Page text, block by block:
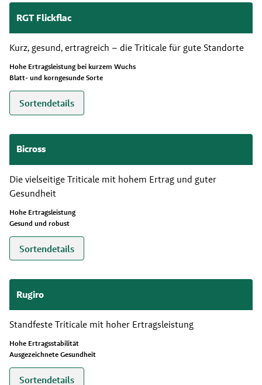
RGT Flickflac
Kurz, gesund, ertragreich – die Triticale für gute Standorte
Hohe Ertragsleistung bei kurzem Wuchs
Blatt- und korngesunde Sorte
Sortendetails
Bicross
Die vielseitige Triticale mit hohem Ertrag und guter
Gesundheit
Hohe Ertragsleistung
Gesund und robust
Sortendetails
Rugiro
Standfeste Triticale mit hoher Ertragsleistung
Hohe Ertragsstabilität
Ausgezeichnete Gesundheit
Sortendetails